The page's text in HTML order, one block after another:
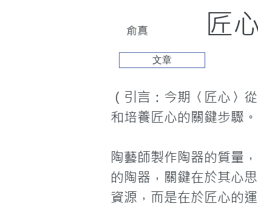
俞真 匠
文章
（引言：今期〈匠心〉
和培養匠心的關鍵步驟。
陶藝師製作陶器的質量
的陶器，關鍵在於其心
資源，而是在於匠心的運